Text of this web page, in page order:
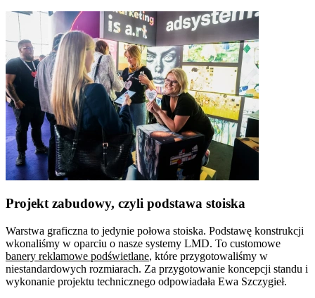
Projekt zabudowy, czyli podstawa stoiska
Warstwa graficzna to jedynie połowa stoiska. Podstawę konstrukcji
wkonaliśmy w oparciu o nasze systemy LMD. To customowe
banery reklamowe podświetlane, które przygotowaliśmy w
niestandardowych rozmiarach. Za przygotowanie koncepcji standu i
wykonanie projektu technicznego odpowiadała Ewa Szczygieł.